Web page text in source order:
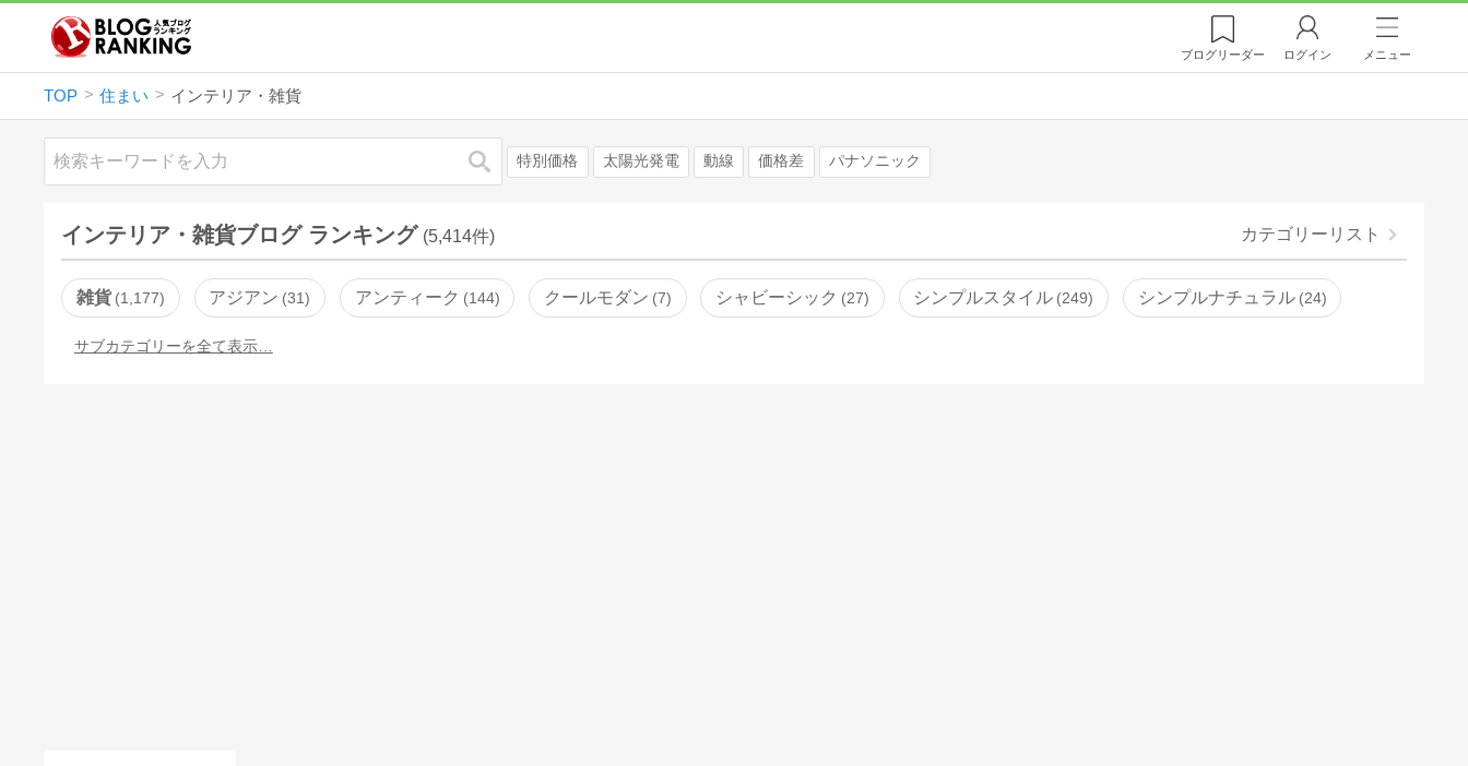
ブログリーダー ログイン メニュー
TOP 住まい インテリア・雑貨
検索 特別価格 太陽光発電 動線 価格差 パナソニック
インテリア・雑貨ブログ ランキング (5,414件) カテゴリーリスト
雑貨 1,177 アジアン 31 アンティーク 144 クールモダン 7 シャビーシック 27 シンプルスタイル 249 シンプルナチュラル 24
サブカテゴリーを全て表示…